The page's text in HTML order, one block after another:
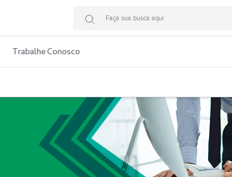
Faça sua busca aqui
Trabalhe Conosco